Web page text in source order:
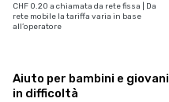
CHF 0.20 a chiamata da rete fissa | Da
rete mobile la tariffa varia in base
all’operatore
Aiuto per bambini e giovani
in difficoltà